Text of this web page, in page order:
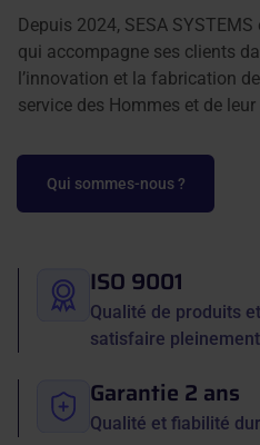
Depuis 2024, SESA
qui accompagne ses clients
l’innovation et la fabrication
service des Hommes et de
Qui sommes-nous ?
ISO 9001
Qualité de produits
satisfaire pleinement
Garantie 2 ans
Qualité et fiabilité